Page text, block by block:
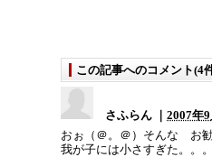
この記事へのコメント(4件
さふらん ｜ 2007年
おぉ（＠。＠）そんな お
我が子には小さすぎた。。。